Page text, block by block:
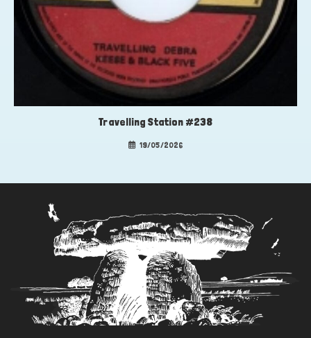
Travelling Station #238
19/05/2026